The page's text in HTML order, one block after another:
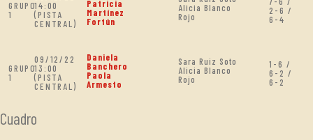
GRUPO
1
14:00
(PISTA
CENTRAL)
Patricia
Martínez
Fortún
Alicia Blanco
Rojo
2-6 /
6-4
GRUPO
1
09/12/22
13:00
(PISTA
CENTRAL)
Daniela
Banchero
Paola
Armesto
Sara Ruiz Soto
Alicia Blanco
Rojo
1-6 /
6-2 /
6-2
Cuadro